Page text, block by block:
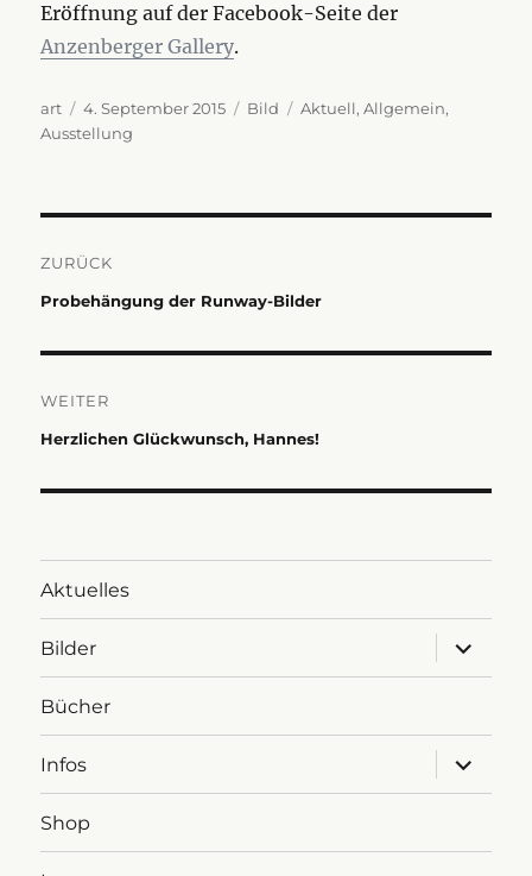
Eröffnung auf der Facebook-Seite der
Anzenberger Gallery.
Autor
art
Veröffentlicht
am
4. September 2015 Format
Bild Kategorien
Aktuell,Allgemein,
Ausstellung
ZURÜCK
Vorheriger
Probehängung der Runway-Bilder
WEITER
Nächster
Herzlichen Glückwunsch, Hannes!
Aktuelles
Bilder
anzeigen
Bücher
Infos
anzeigen
Shop